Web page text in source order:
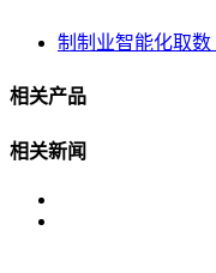
制制业智能化取数
相关产品
相关新闻